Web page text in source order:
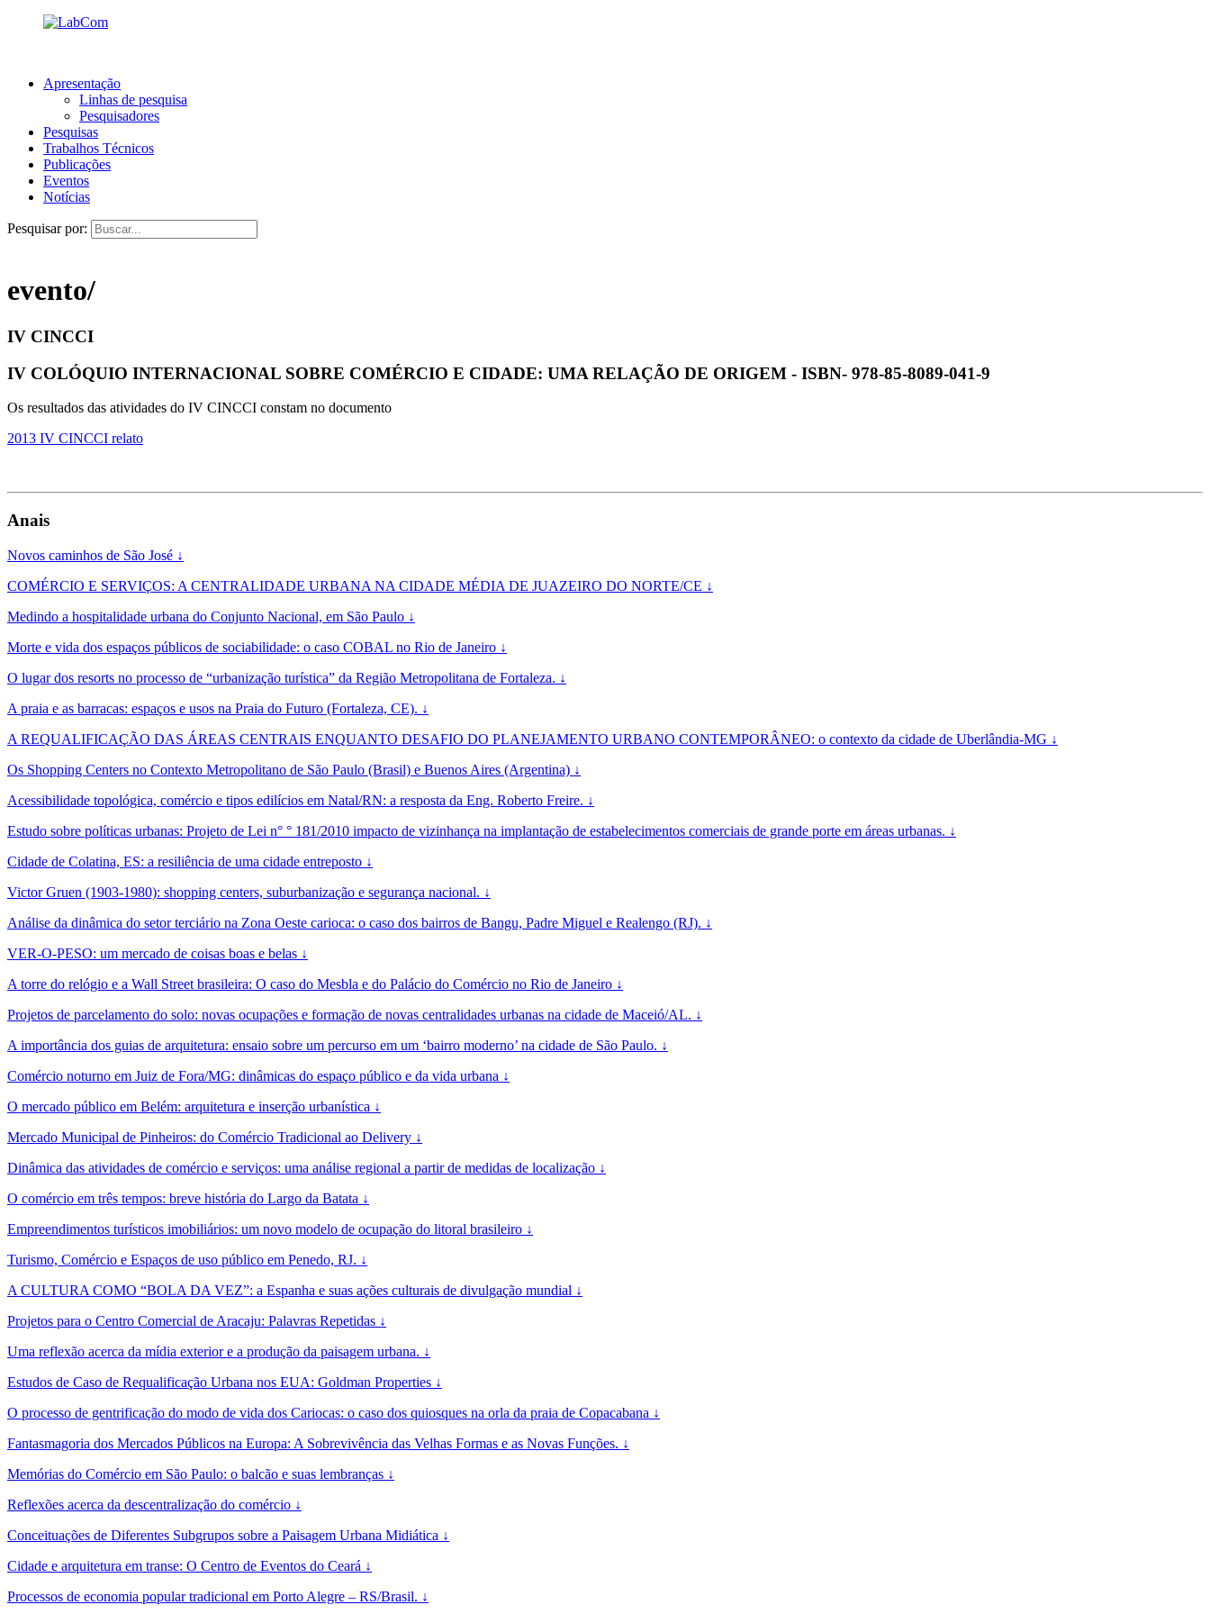
Apresentação
Linhas de pesquisa
Pesquisadores
Pesquisas
Trabalhos Técnicos
Publicações
Eventos
Notícias
Pesquisar por:
evento/
IV CINCCI
IV COLÓQUIO INTERNACIONAL SOBRE COMÉRCIO E CIDADE: UMA RELAÇÃO DE ORIGEM - ISBN- 978-85-8089-041-9
Os resultados das atividades do IV CINCCI constam no documento
2013 IV CINCCI relato
Anais
Novos caminhos de São José ↓
COMÉRCIO E SERVIÇOS: A CENTRALIDADE URBANA NA CIDADE MÉDIA DE JUAZEIRO DO NORTE/CE ↓
Medindo a hospitalidade urbana do Conjunto Nacional, em São Paulo ↓
Morte e vida dos espaços públicos de sociabilidade: o caso COBAL no Rio de Janeiro ↓
O lugar dos resorts no processo de “urbanização turística” da Região Metropolitana de Fortaleza. ↓
A praia e as barracas: espaços e usos na Praia do Futuro (Fortaleza, CE). ↓
A REQUALIFICAÇÃO DAS ÁREAS CENTRAIS ENQUANTO DESAFIO DO PLANEJAMENTO URBANO CONTEMPORÂNEO: o contexto da cidade de Uberlândia-MG ↓
Os Shopping Centers no Contexto Metropolitano de São Paulo (Brasil) e Buenos Aires (Argentina) ↓
Acessibilidade topológica, comércio e tipos edilícios em Natal/RN: a resposta da Eng. Roberto Freire. ↓
Estudo sobre políticas urbanas: Projeto de Lei n° ° 181/2010 impacto de vizinhança na implantação de estabelecimentos comerciais de grande porte em áreas urbanas. ↓
Cidade de Colatina, ES: a resiliência de uma cidade entreposto ↓
Victor Gruen (1903-1980): shopping centers, suburbanização e segurança nacional. ↓
Análise da dinâmica do setor terciário na Zona Oeste carioca: o caso dos bairros de Bangu, Padre Miguel e Realengo (RJ). ↓
VER-O-PESO: um mercado de coisas boas e belas ↓
A torre do relógio e a Wall Street brasileira: O caso do Mesbla e do Palácio do Comércio no Rio de Janeiro ↓
Projetos de parcelamento do solo: novas ocupações e formação de novas centralidades urbanas na cidade de Maceió/AL. ↓
A importância dos guias de arquitetura: ensaio sobre um percurso em um ‘bairro moderno’ na cidade de São Paulo. ↓
Comércio noturno em Juiz de Fora/MG: dinâmicas do espaço público e da vida urbana ↓
O mercado público em Belém: arquitetura e inserção urbanística ↓
Mercado Municipal de Pinheiros: do Comércio Tradicional ao Delivery ↓
Dinâmica das atividades de comércio e serviços: uma análise regional a partir de medidas de localização ↓
O comércio em três tempos: breve história do Largo da Batata ↓
Empreendimentos turísticos imobiliários: um novo modelo de ocupação do litoral brasileiro ↓
Turismo, Comércio e Espaços de uso público em Penedo, RJ. ↓
A CULTURA COMO “BOLA DA VEZ”: a Espanha e suas ações culturais de divulgação mundial ↓
Projetos para o Centro Comercial de Aracaju: Palavras Repetidas ↓
Uma reflexão acerca da mídia exterior e a produção da paisagem urbana. ↓
Estudos de Caso de Requalificação Urbana nos EUA: Goldman Properties ↓
O processo de gentrificação do modo de vida dos Cariocas: o caso dos quiosques na orla da praia de Copacabana ↓
Fantasmagoria dos Mercados Públicos na Europa: A Sobrevivência das Velhas Formas e as Novas Funções. ↓
Memórias do Comércio em São Paulo: o balcão e suas lembranças ↓
Reflexões acerca da descentralização do comércio ↓
Conceituações de Diferentes Subgrupos sobre a Paisagem Urbana Midiática ↓
Cidade e arquitetura em transe: O Centro de Eventos do Ceará ↓
Processos de economia popular tradicional em Porto Alegre – RS/Brasil. ↓